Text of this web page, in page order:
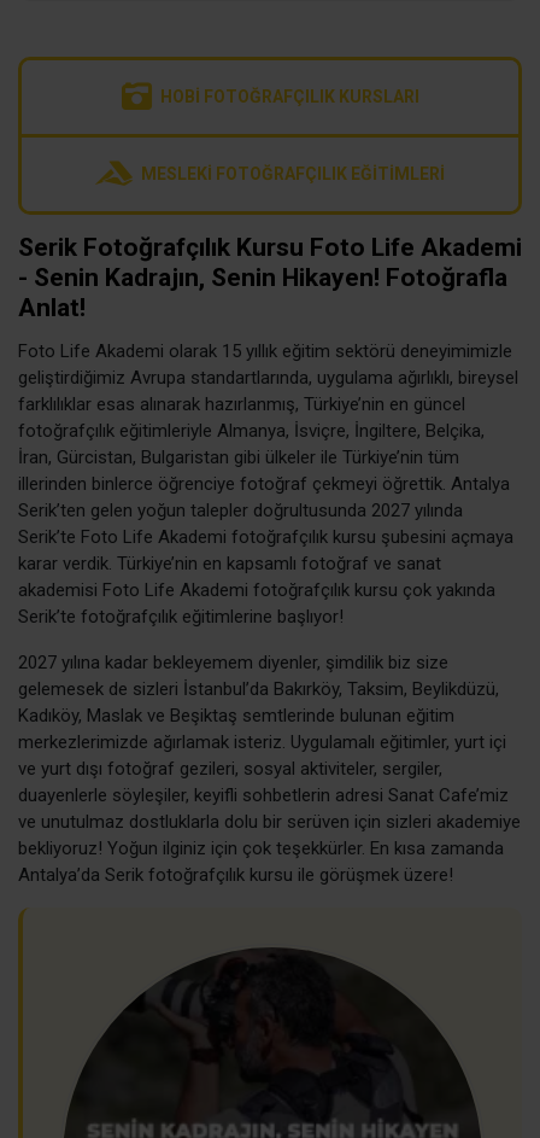
HOBI FOTOĞRAFÇILIK KURSLARI
MESLEKI FOTOĞRAFÇILIK EĞITIMLERI
Serik Fotoğrafçılık Kursu Foto Life Akademi
- Senin Kadrajın, Senin Hikayen! Fotoğrafla
Anlat!
Foto Life Akademi olarak 15 yıllık eğitim sektörü deneyimimizle
geliştirdiğimiz Avrupa standartlarında, uygulama ağırlıklı, bireysel
farklılıklar esas alınarak hazırlanmış, Türkiye’nin en güncel
fotoğrafçılık eğitimleriyle Almanya, İsviçre, İngiltere, Belçika,
İran, Gürcistan, Bulgaristan gibi ülkeler ile Türkiye’nin tüm
illerinden binlerce öğrenciye fotoğraf çekmeyi öğrettik. Antalya
Serik’ten gelen yoğun talepler doğrultusunda 2027 yılında
Serik’te Foto Life Akademi fotoğrafçılık kursu şubesini açmaya
karar verdik. Türkiye’nin en kapsamlı fotoğraf ve sanat
akademisi Foto Life Akademi fotoğrafçılık kursu çok yakında
Serik’te fotoğrafçılık eğitimlerine başlıyor!
2027 yılına kadar bekleyemem diyenler, şimdilik biz size
gelemesek de sizleri İstanbul’da Bakırköy, Taksim, Beylikdüzü,
Kadıköy, Maslak ve Beşiktaş semtlerinde bulunan eğitim
merkezlerimizde ağırlamak isteriz. Uygulamalı eğitimler, yurt içi
ve yurt dışı fotoğraf gezileri, sosyal aktiviteler, sergiler,
duayenlerle söyleşiler, keyifli sohbetlerin adresi Sanat Cafe’miz
ve unutulmaz dostluklarla dolu bir serüven için sizleri akademiye
bekliyoruz! Yoğun ilginiz için çok teşekkürler. En kısa zamanda
Antalya’da Serik fotoğrafçılık kursu ile görüşmek üzere!